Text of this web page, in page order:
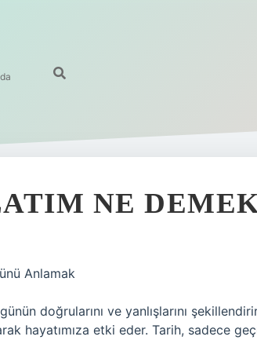
NE
Anlamak
doğrularını ve yanlışlarını
hayatımıza etki eder. Tarih, sadece